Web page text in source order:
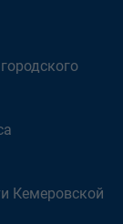
Кемеровской